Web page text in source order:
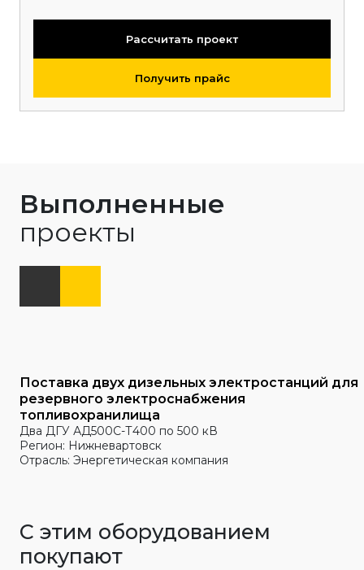
Рассчитать проект
Получить прайс
Выполненные
проекты
Поставка двух дизельных электростанций для
резервного электроснабжения
топливохранилища
Два ДГУ АД500С-Т400 по 500 кВ
Регион: Нижневартовск
Отрасль: Энергетическая компания
С этим оборудованием
покупают